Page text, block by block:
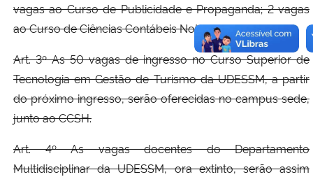
vagas ao Curso de Publicidade e Propaganda; 2 vagas
ao Curso de Ciências Contábeis Noturno.
Art. 3º As 50 vagas de ingresso no Curso Superior de
Tecnologia em Gestão de Turismo da UDESSM, a partir
do próximo ingresso, serão oferecidas no campus sede,
junto ao CCSH.
Art. 4º As vagas docentes do Departamento
Multidisciplinar da UDESSM, ora extinto, serão assim